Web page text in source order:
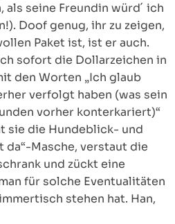
als seine Freundin würd´ ich
Doof genug, ihr zu zeigen,
Paket ist, ist er auch.
sofort die Dollarzeichen in
den Worten „Ich glaub
verfolgt haben (was sein
vorher konterkariert)“
sie die Hundeblick- und
da“-Masche, verstaut die
und zückt eine
für solche Eventualitäten
stehen hat. Han,